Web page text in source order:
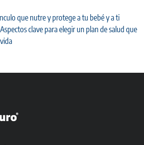
que nutre y protege a tu bebé y a ti
clave para elegir un plan de salud que